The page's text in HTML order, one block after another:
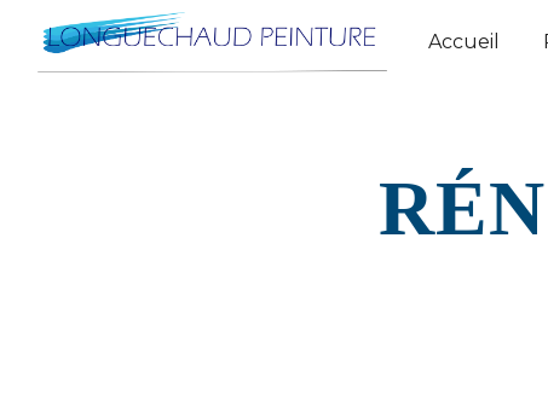
Accueil
Panneau de gestion des cookies